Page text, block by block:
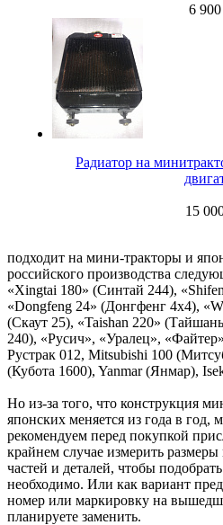
6
Радиатор на
15
подходит на мини-тракторы и
российского производства
«Xingtai 180» (Синтай 244),
«Dongfeng 24» (Донгфенг 4х4),
(Скаут 25), «Taishan 220»
240), «Русич», «Уралец»,
Рустрак 012, Mitsubishi 100
(Кубота 1600), Yanmar (Янмар),
Но из-за того, что конструкция
японских меняется из года в год,
рекомендуем перед покупкой
крайнем случае измерить
частей и деталей, чтобы
необходимо. Или как вариант
номер или маркировку на
планируете заменить.